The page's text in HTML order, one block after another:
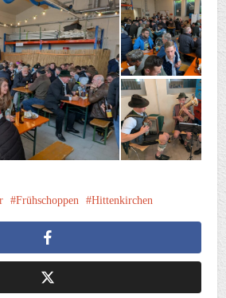
Frühschoppen Hittenkirchen